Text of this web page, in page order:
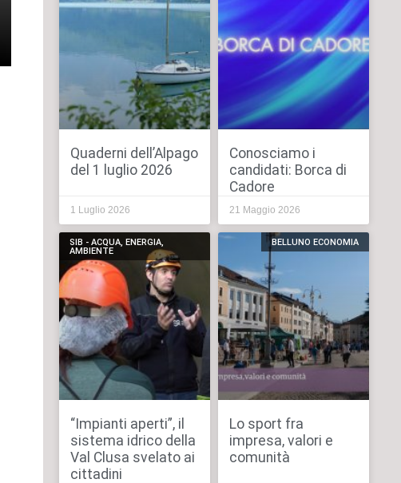
Quaderni dell’Alpago
del 1 luglio 2026
1 Luglio 2026
Conosciamo i
candidati: Borca di
Cadore
21 Maggio 2026
SIB - ACQUA, ENERGIA,
AMBIENTE
“Impianti aperti”, il
sistema idrico della
Val Clusa svelato ai
cittadini
BELLUNO ECONOMIA
Lo sport fra
impresa, valori e
comunità